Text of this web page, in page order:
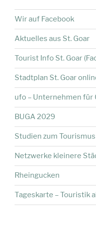
Wir auf Facebook
Aktuelles aus St. Goar
Tourist Info St. Goar
Stadtplan St. Goar
ufo – Unternehmen für
BUGA 2029
Studien zum
Netzwerke kleinere
Rheingucken
Tageskarte – Touristik